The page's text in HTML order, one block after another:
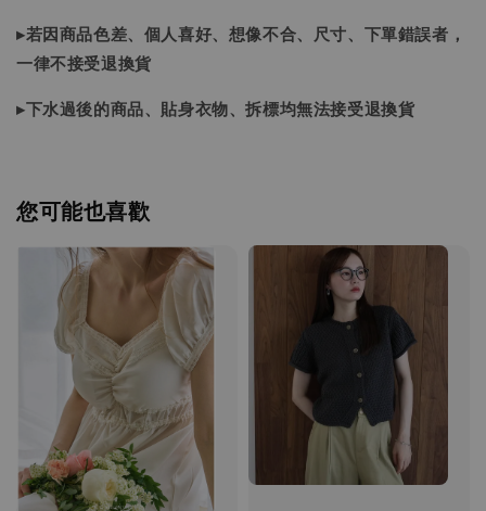
▸若因商品色差、個人喜好、想像不合、尺寸、下單錯誤者，
一律不接受退換貨
▸下水過後的商品、貼身衣物、拆標均無法接受退換貨
您可能也喜歡